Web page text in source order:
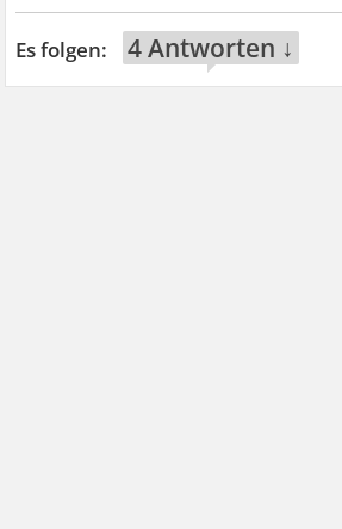
4 Antworten ↓